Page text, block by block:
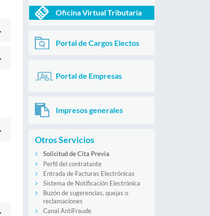
Oficina Virtual Tributaria
Portal de Cargos Electos
Portal de Empresas
Impresos generales
Otros Servicios
Solicitud de Cita Previa
Perfil del contratante
Entrada de Facturas Electrónicas
Sistema de Notificación Electrónica
Buzón de sugerencias, quejas o
reclamaciones
Canal AntiFraude